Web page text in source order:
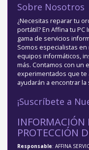
Sobre Nosotros
¿Necesitas reparar tu
portátil? En Affina tu
gama de servicios
Somos especialistas
equipos informáticos,
más. Contamos con un
experimentados que te
ayudarán a encontrar
¡Suscríbete a
INFORMACIÓN
PROTECCIÓN
Responsable: AFFINA